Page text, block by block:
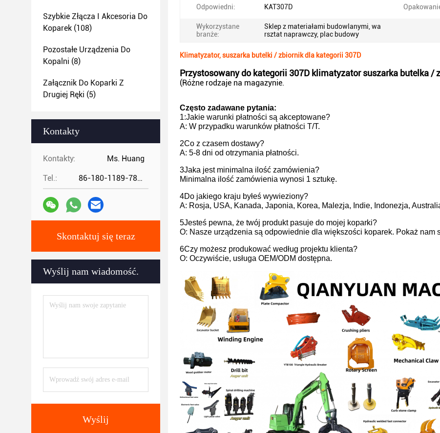
Szybkie Złącza I Akcesoria Do
Koparek (108)
Pozostałe Urządzenia Do
Kopalni (8)
Załącznik Do Koparki Z
Drugiej Ręki (5)
Kontakty
Kontakty: Ms. Huang
Tel.: 86-180-1189-7808
Skontaktuj się teraz
Wyślij nam wiadomość.
Wyślij
Odpowiedni: KAT307D
Wykorzystane
branże:
Sklep z materiałami budowlanymi, wa
rsztat naprawczy, plac budowy
Klimatyzator, suszarka butelki / zbiornik dla kategorii 307D
Przystosowany do kategorii 307D klimatyzator suszarka butelka /
(Różne rodzaje na magazynie.
Często zadawane pytania:
1:Jakie warunki płatności są akceptowane?
A: W przypadku warunków płatności T/T.
2Co z czasem dostawy?
A: 5-8 dni od otrzymania płatności.
3Jaka jest minimalna ilość zamówienia?
Minimalna ilość zamówienia wynosi 1 sztukę.
4Do jakiego kraju byłeś wywieziony?
A: Rosja, USA, Kanada, Japonia, Korea, Malezja, Indie, Indonezja,
5Jesteś pewna, że twój produkt pasuje do mojej koparki?
O: Nasze urządzenia są odpowiednie dla większości koparek. Pokaż
6Czy możesz produkować według projektu klienta?
O: Oczywiście, usługa OEM/ODM dostępna.